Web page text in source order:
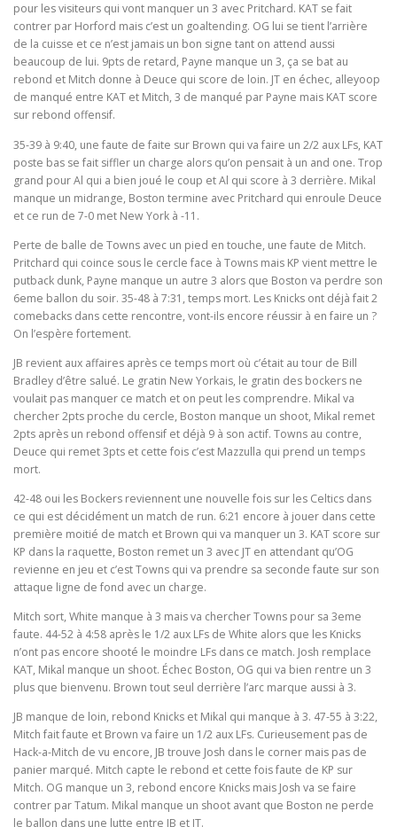
pour les visiteurs qui vont manquer un 3 avec Pritchard. KAT se fait
contrer par Horford mais c’est un goaltending. OG lui se tient l’arrière
de la cuisse et ce n’est jamais un bon signe tant on attend aussi
beaucoup de lui. 9pts de retard, Payne manque un 3, ça se bat au
rebond et Mitch donne à Deuce qui score de loin. JT en échec, alleyoop
de manqué entre KAT et Mitch, 3 de manqué par Payne mais KAT score
sur rebond offensif.
35-39 à 9:40, une faute de faite sur Brown qui va faire un 2/2 aux LFs, KAT
poste bas se fait siffler un charge alors qu’on pensait à un and one. Trop
grand pour Al qui a bien joué le coup et Al qui score à 3 derrière. Mikal
manque un midrange, Boston termine avec Pritchard qui enroule Deuce
et ce run de 7-0 met New York à -11.
Perte de balle de Towns avec un pied en touche, une faute de Mitch.
Pritchard qui coince sous le cercle face à Towns mais KP vient mettre le
putback dunk, Payne manque un autre 3 alors que Boston va perdre son
6eme ballon du soir. 35-48 à 7:31, temps mort. Les Knicks ont déjà fait 2
comebacks dans cette rencontre, vont-ils encore réussir à en faire un ?
On l’espère fortement.
JB revient aux affaires après ce temps mort où c’était au tour de Bill
Bradley d’être salué. Le gratin New Yorkais, le gratin des bockers ne
voulait pas manquer ce match et on peut les comprendre. Mikal va
chercher 2pts proche du cercle, Boston manque un shoot, Mikal remet
2pts après un rebond offensif et déjà 9 à son actif. Towns au contre,
Deuce qui remet 3pts et cette fois c’est Mazzulla qui prend un temps
mort.
42-48 oui les Bockers reviennent une nouvelle fois sur les Celtics dans
ce qui est décidément un match de run. 6:21 encore à jouer dans cette
première moitié de match et Brown qui va manquer un 3. KAT score sur
KP dans la raquette, Boston remet un 3 avec JT en attendant qu’OG
revienne en jeu et c’est Towns qui va prendre sa seconde faute sur son
attaque ligne de fond avec un charge.
Mitch sort, White manque à 3 mais va chercher Towns pour sa 3eme
faute. 44-52 à 4:58 après le 1/2 aux LFs de White alors que les Knicks
n’ont pas encore shooté le moindre LFs dans ce match. Josh remplace
KAT, Mikal manque un shoot. Échec Boston, OG qui va bien rentre un 3
plus que bienvenu. Brown tout seul derrière l’arc marque aussi à 3.
JB manque de loin, rebond Knicks et Mikal qui manque à 3. 47-55 à 3:22,
Mitch fait faute et Brown va faire un 1/2 aux LFs. Curieusement pas de
Hack-a-Mitch de vu encore, JB trouve Josh dans le corner mais pas de
panier marqué. Mitch capte le rebond et cette fois faute de KP sur
Mitch. OG manque un 3, rebond encore Knicks mais Josh va se faire
contrer par Tatum. Mikal manque un shoot avant que Boston ne perde
le ballon dans une lutte entre JB et JT.